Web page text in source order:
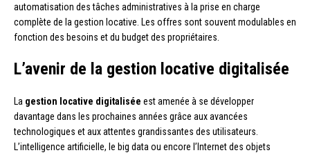
automatisation des tâches administratives à la prise en charge
complète de la gestion locative. Les offres sont souvent modulables en
fonction des besoins et du budget des propriétaires.
L’avenir de la gestion locative digitalisée
La gestion locative digitalisée est amenée à se développer
davantage dans les prochaines années grâce aux avancées
technologiques et aux attentes grandissantes des utilisateurs.
L’intelligence artificielle, le big data ou encore l’Internet des objets